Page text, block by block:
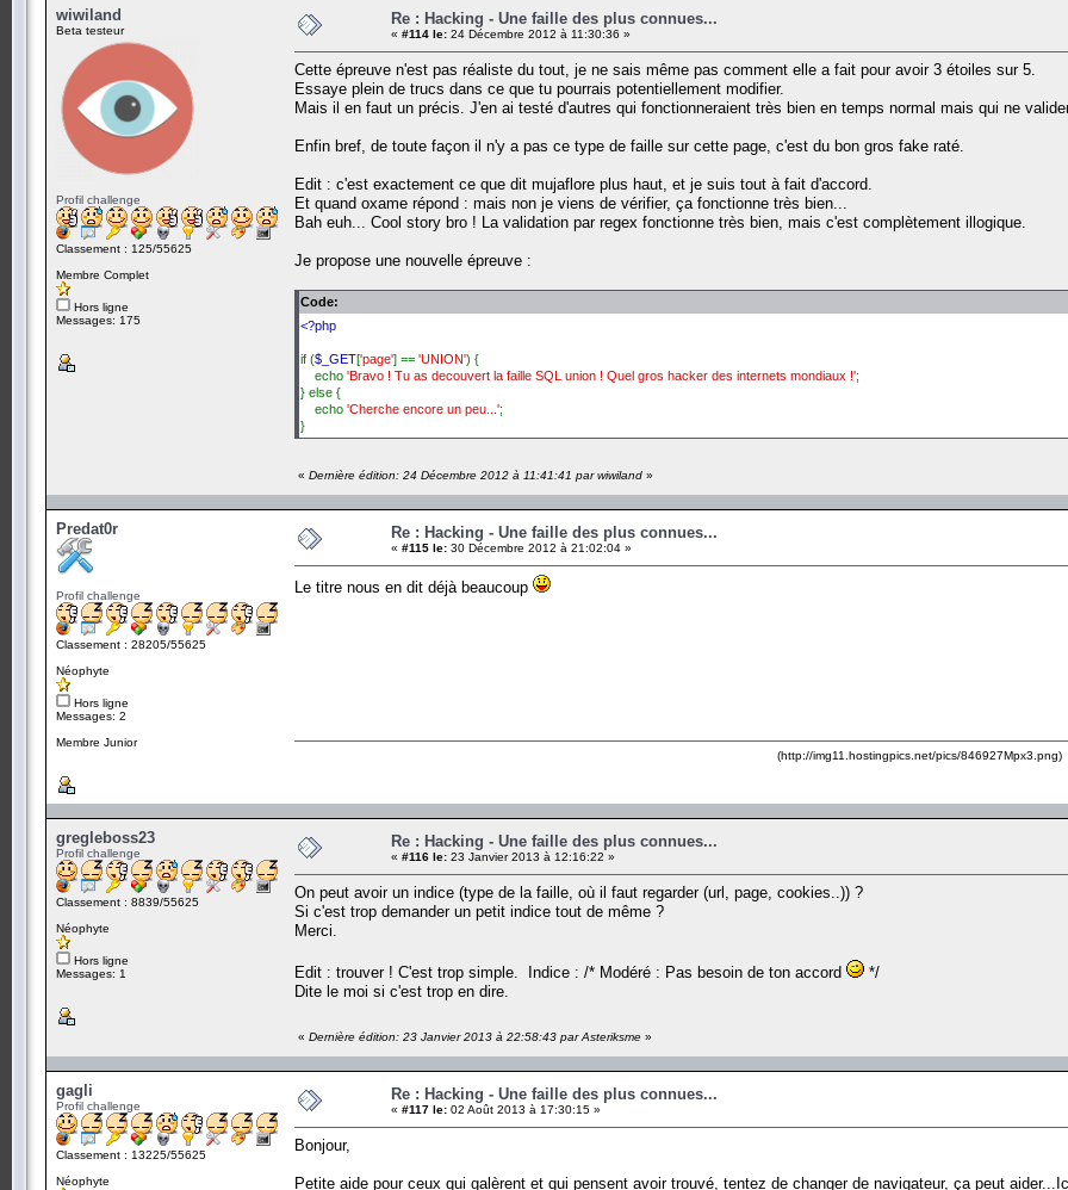
wiwiland
Beta testeur
Profil challenge
Classement : 125/55625
Membre Complet
Hors ligne
Messages: 175
Re : Hacking - Une faille des plus connues...
« #114 le: 24 Décembre 2012 à 11:30:36 »
Cette épreuve n'est pas réaliste du tout, je ne sais même pas comment elle a fait pour avoir 3 étoiles sur 5.
Essaye plein de trucs dans ce que tu pourrais potentiellement modifier.
Mais il en faut un précis. J'en ai testé d'autres qui fonctionneraient très bien en temps normal mais qui ne
Enfin bref, de toute façon il n'y a pas ce type de faille sur cette page, c'est du bon gros fake raté.
Edit : c'est exactement ce que dit mujaflore plus haut, et je suis tout à fait d'accord.
Et quand oxame répond : mais non je viens de vérifier, ça fonctionne très bien...
Bah euh... Cool story bro ! La validation par regex fonctionne très bien, mais c'est complètement illogique.
Je propose une nouvelle épreuve :
Code:
<?php
if ($_GET['page'] == 'UNION') {
echo 'Bravo ! Tu as decouvert la faille SQL union ! Quel gros hacker des internets mondiaux !';
} else {
echo 'Cherche encore un peu...';
}
« Dernière édition: 24 Décembre 2012 à 11:41:41 par wiwiland »
Predat0r
Profil challenge
Classement : 28205/55625
Néophyte
Hors ligne
Messages: 2
Membre Junior
Re : Hacking - Une faille des plus connues...
« #115 le: 30 Décembre 2012 à 21:02:04 »
Le titre nous en dit déjà beaucoup
(http://img11.hostingpics.net/pics/846927Mpx3.png)
gregleboss23
Profil challenge
Classement : 8839/55625
Néophyte
Hors ligne
Messages: 1
Re : Hacking - Une faille des plus connues...
« #116 le: 23 Janvier 2013 à 12:16:22 »
On peut avoir un indice (type de la faille, où il faut regarder (url, page, cookies..)) ?
Si c'est trop demander un petit indice tout de même ?
Merci.
Edit : trouver ! C'est trop simple. Indice : /* Modéré : Pas besoin de ton accord
*/
Dite le moi si c'est trop en dire.
« Dernière édition: 23 Janvier 2013 à 22:58:43 par Asteriksme »
gagli
Profil challenge
Classement : 13225/55625
Néophyte
Re : Hacking - Une faille des plus connues...
« #117 le: 02 Août 2013 à 17:30:15 »
Bonjour,
Petite aide pour ceux qui galèrent et qui pensent avoir trouvé, tentez de changer de navigateur, ça peut